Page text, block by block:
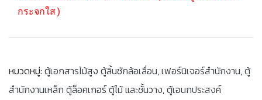
กระจกใส)
หมวดหมู่: ตู้เอกสารไม้สูง ตู้ลิ้นชักล้อเลื่อน,เฟอร์นิเจอร์สำนักงาน,ตู้
สำนักงานเหล็ก ตู้ล็อคเกอร์ ตู้ไม้ และชั้นวาง,ตู้เอนกประสงค์